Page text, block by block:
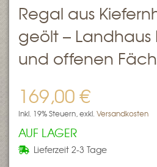
Regal aus
geölt – Landhaus
und offenen
169,00 €
Inkl. 19% Steuern exkl. Versandkosten
AUF LAGER
Lieferzeit 2-3 Tage
Zum
Anfang
der
Bildergalerie
springen